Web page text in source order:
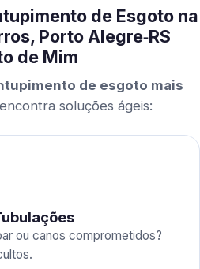
de Esgoto na
Porto Alegre‑RS
de Mim
de esgoto mais
soluções ágeis:
ou canos comprometidos?